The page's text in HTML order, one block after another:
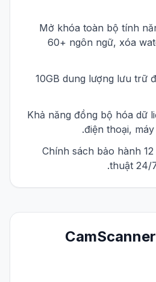
Mở khóa toàn bộ tính
60+ ngôn ngữ, xóa
10GB dung lượng lưu trữ
Khả năng đồng bộ hóa dữ
điện thoại,
Chính sách bảo hành
thuật 24/
CamScanner